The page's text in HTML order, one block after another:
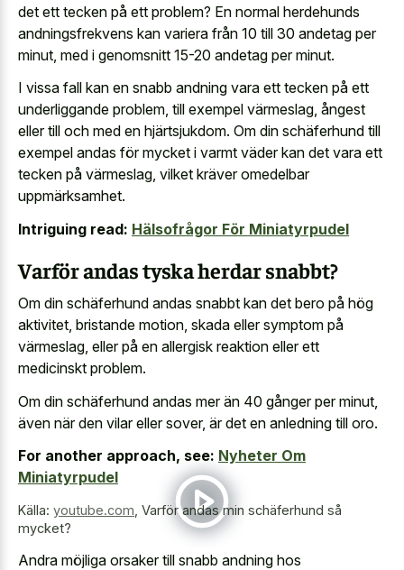
det ett tecken på ett problem? En normal herdehunds
andningsfrekvens kan variera från 10 till 30 andetag per
minut, med i genomsnitt 15-20 andetag per minut.
I vissa fall kan en snabb andning vara ett tecken på ett
underliggande problem, till exempel värmeslag, ångest
eller till och med en hjärtsjukdom. Om din schäferhund till
exempel andas för mycket i varmt väder kan det vara ett
tecken på värmeslag, vilket kräver omedelbar
uppmärksamhet.
Intriguing read: Hälsofrågor För Miniatyrpudel
Varför andas tyska herdar snabbt?
Om din schäferhund andas snabbt kan det bero på hög
aktivitet, bristande motion, skada eller symptom på
värmeslag, eller på en allergisk reaktion eller ett
medicinskt problem.
Om din schäferhund andas mer än 40 gånger per minut,
även när den vilar eller sover, är det en anledning till oro.
For another approach, see: Nyheter Om
Miniatyrpudel
Källa: youtube.com Varför andas min schäferhund så
mycket?
Andra möjliga orsaker till snabb andning hos